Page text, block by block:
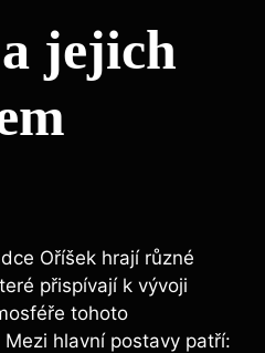
jejich
Oříšek hrají různé
přispívají k vývoji
tohoto
hlavní postavy patří: